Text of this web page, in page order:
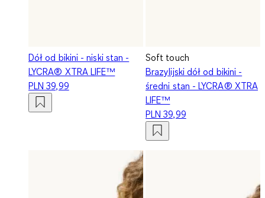
Dół od bikini - niski stan -
LYCRA® XTRA LIFE™
PLN 39,99
Soft touch
Brazylijski dół od bikini -
średni stan - LYCRA® XTRA
LIFE™
PLN 39,99